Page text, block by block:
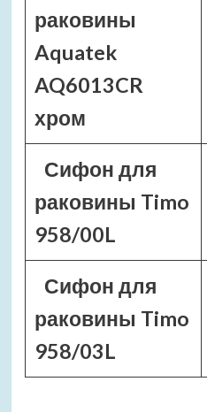
раковины
Aquatek
AQ6013CR
хром
Сифон для
раковины Timo
958/00L
Сифон для
раковины Timo
958/03L